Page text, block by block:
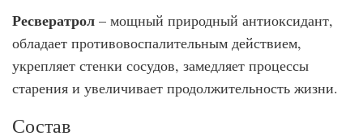
Ресвератрол – мощный природный антиоксидант,
обладает противовоспалительным действием,
укрепляет стенки сосудов, замедляет процессы
старения и увеличивает продолжительность жизни.
Состав